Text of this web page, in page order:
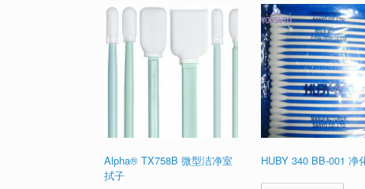
Alpha® TX758B 微型洁净室
拭子
HUBY 340 BB-001 净